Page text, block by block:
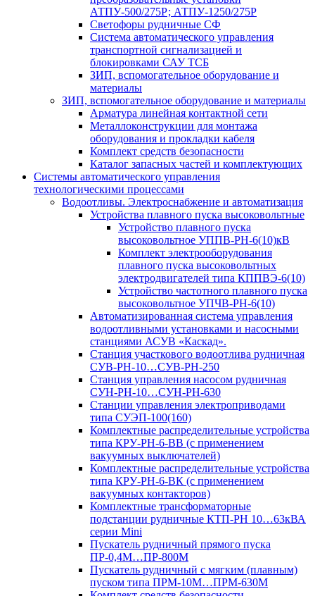
АТПУ-500/275Р; АТПУ-1250/275Р
Светофоры рудничные СФ
Система автоматического управления
транспортной сигнализацией и
блокировками САУ ТСБ
ЗИП, вспомогательное оборудование и
материалы
ЗИП, вспомогательное оборудование и материалы
Арматура линейная контактной сети
Металлоконструкции для монтажа
оборудования и прокладки кабеля
Комплект средств безопасности
Каталог запасных частей и комплектующих
Системы автоматического управления
технологическими процессами
Водоотливы. Электроснабжение и автоматизация
Устройства плавного пуска высоковольтные
Устройство плавного пуска
высоковольтное УППВ-РН-6(10)кВ
Комплект электрооборудования
плавного пуска высоковольтных
электродвигателей типа КППВЭ-6(10)
Устройство частотного плавного пуска
высоковольтное УПЧВ-РН-6(10)
Автоматизированная система управления
водоотливными установками и насосными
станциями АСУВ «Каскад».
Станция участкового водоотлива рудничная
СУВ-РН-10…СУВ-РН-250
Станция управления насосом рудничная
СУН-РН-10…СУН-РН-630
Станции управления электроприводами
типа СУЭП-100(160)
Комплектные распределительные устройства
типа КРУ-РН-6-ВВ (с применением
вакуумных выключателей)
Комплектные распределительные устройства
типа КРУ-РН-6-ВК (с применением
вакуумных контакторов)
Комплектные трансформаторные
подстанции рудничные КТП-РН 10…63кВА
серии Mini
Пускатель рудничный прямого пуска
ПР-0,4М…ПР-800М
Пускатель рудничный с мягким (плавным)
пуском типа ПРМ-10М…ПРМ-630М